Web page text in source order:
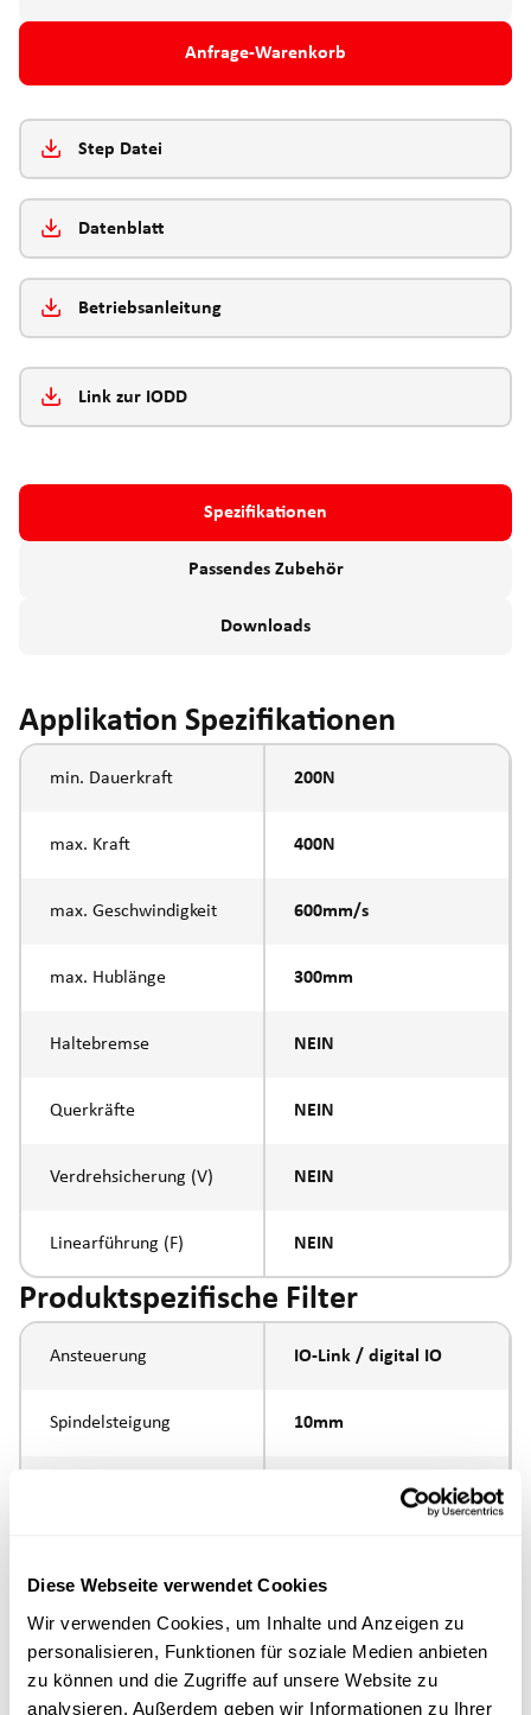
Diese Webseite verwendet Cookies
Wir verwenden Cookies, um Inhalte und Anzeigen zu
personalisieren, Funktionen für soziale Medien anbieten
zu können und die Zugriffe auf unsere Website zu
analysieren. Außerdem geben wir Informationen zu Ihrer
Anfrage-Warenkorb
Step Datei
Datenblatt
Betriebsanleitung
Link zur IODD
Spezifikationen
Passendes Zubehör
Downloads
Applikation Spezifikationen
min. Dauerkraft 200N
max. Kraft 400N
max. Geschwindigkeit 600mm/s
max. Hublänge 300mm
Haltebremse NEIN
Querkräfte NEIN
Verdrehsicherung (V) NEIN
Linearführung (F) NEIN
Produktspezifische Filter
Ansteuerung IO-Link / digital IO
Spindelsteigung 10mm
Kugelumlaufspindel
Anbindung
Ausführung